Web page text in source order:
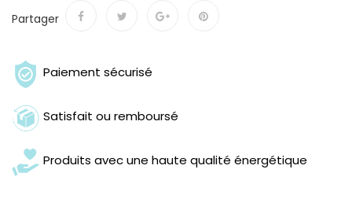
Partager
Paiement sécurisé
Satisfait ou remboursé
Produits avec une haute qualité énergétique